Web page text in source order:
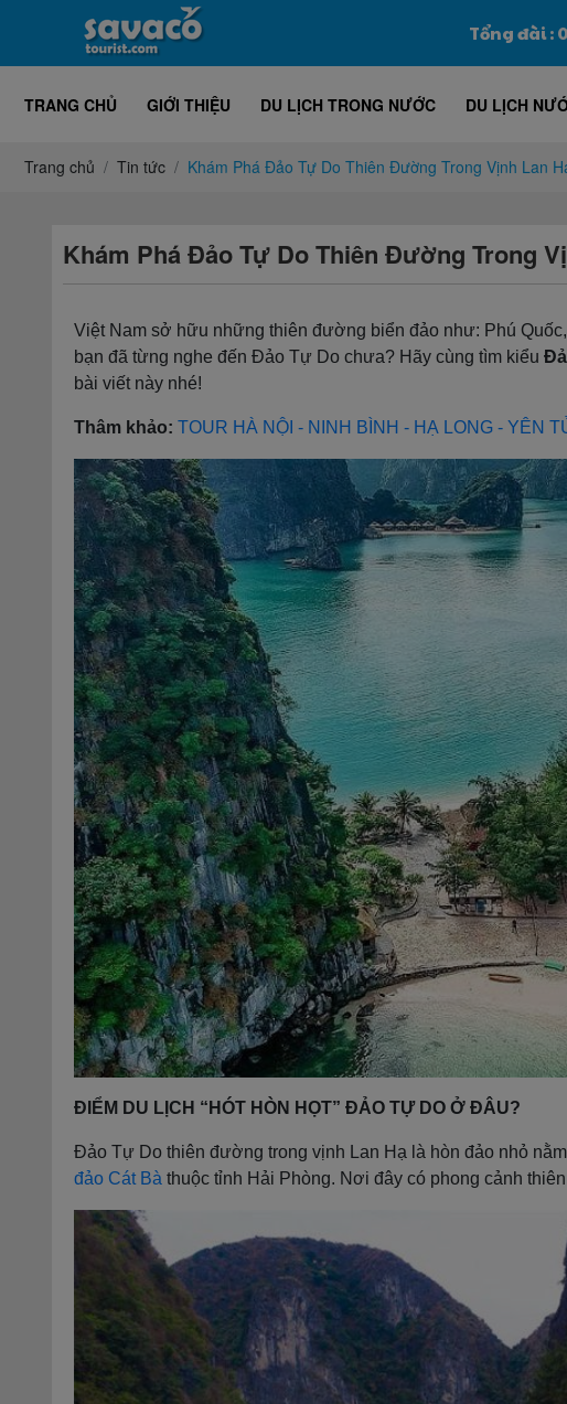
Tổng đài :
TRANG CHỦ GIỚI THIỆU DU LỊCH TRONG NƯỚC DU LỊCH
Trang chủ Tin tức Khám Phá Đảo Tự Do Thiên Đường Trong Vịnh Lan
Khám Phá Đảo Tự Do Thiên Đường Trong
Việt Nam sở hữu những thiên đường biển đảo như: Phú
bạn đã từng nghe đến Đảo Tự Do chưa? Hãy cùng tìm kiểu
bài viết này nhé!
Thâm khảo: TOUR HÀ NỘI - NINH BÌNH - HẠ LONG - YÊN
ĐIỂM DU LỊCH “HÓT HÒN HỌT” ĐẢO TỰ DO Ở ĐÂU?
Đảo Tự Do thiên đường trong vịnh Lan Hạ là hòn đảo nhỏ
đảo Cát Bà thuộc tỉnh Hải Phòng. Nơi đây có phong cảnh